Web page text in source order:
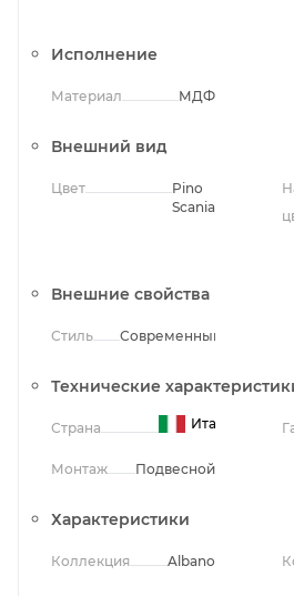
Исполнение
Материал МДФ
Внешний вид
Цвет
Pino
Scania
Внешние свойства
Стиль Современный
Технические
Страна Италия
Монтаж Подвесной
Характеристики
Коллекция Albano